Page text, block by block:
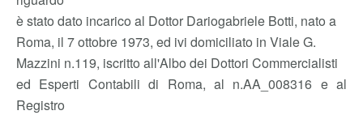
è stato dato incarico al Dottor Dariogabriele Botti, nato a
Roma, il 7 ottobre 1973, ed ivi domiciliato in Viale G.
Mazzini n.119, iscritto all'Albo dei Dottori Commercialisti
ed Esperti Contabili di Roma, al n.AA_008316 e al
Registro